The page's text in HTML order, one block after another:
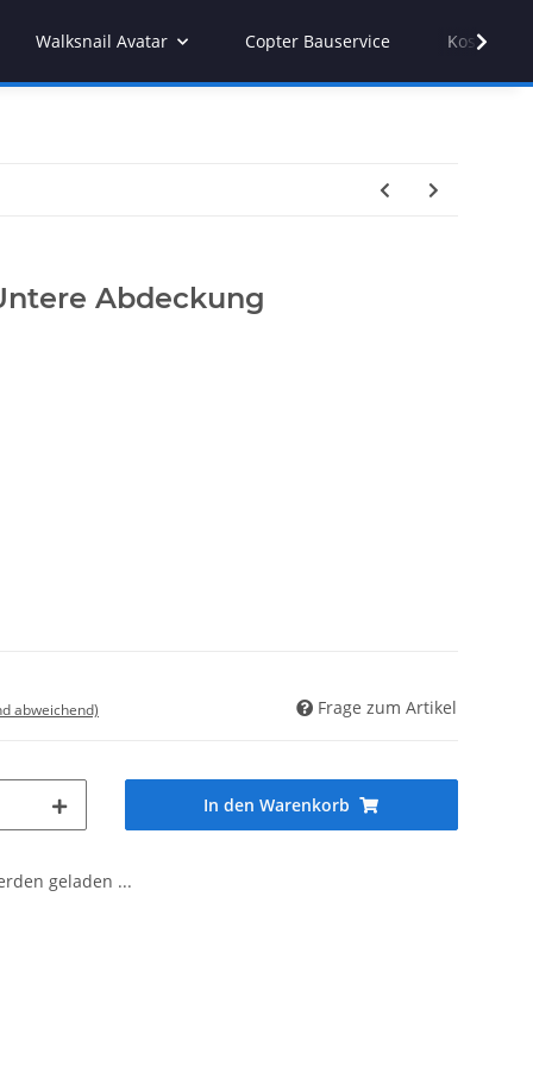
Walksnail Avatar Copter Bauservice
Abdeckung
abweichend) Frage zum Artikel
In den Warenkorb
geladen ...